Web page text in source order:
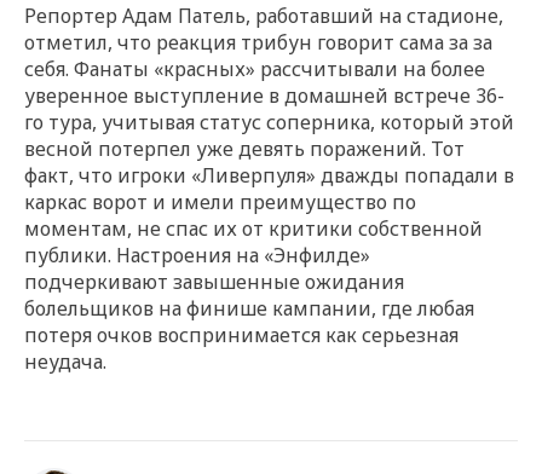
Репортер Адам Патель, работавший на стадионе,
отметил, что реакция трибун говорит сама за за
себя. Фанаты «красных» рассчитывали на более
уверенное выступление в домашней встрече 36-
го тура, учитывая статус соперника, который этой
весной потерпел уже девять поражений. Тот
факт, что игроки «Ливерпуля» дважды попадали в
каркас ворот и имели преимущество по
моментам, не спас их от критики собственной
публики. Настроения на «Энфилде»
подчеркивают завышенные ожидания
болельщиков на финише кампании, где любая
потеря очков воспринимается как серьезная
неудача.